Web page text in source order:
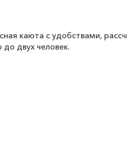
каюта с удобствами,
двух человек.